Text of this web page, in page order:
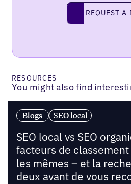
Request aREQUEST A
RESOURCES
You might also find
Blogs SEO local
SEO local vs SEO
facteurs de classement
les mêmes – et la
deux avant de vous